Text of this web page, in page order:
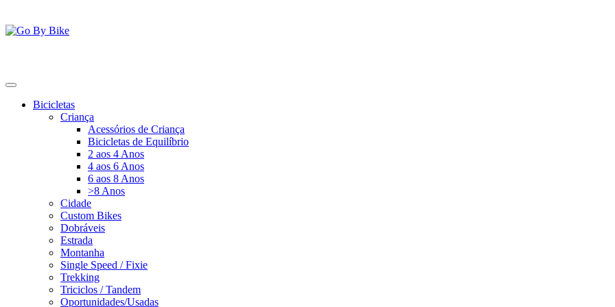
para
o
Bicicletas
Criança
Acessórios de Criança
Bicicletas de Equilíbrio
2 aos 4 Anos
4 aos 6 Anos
6 aos 8 Anos
>8 Anos
Cidade
Custom Bikes
Dobráveis
Estrada
Montanha
Single Speed / Fixie
Trekking
Triciclos / Tandem
Oportunidades/Usadas